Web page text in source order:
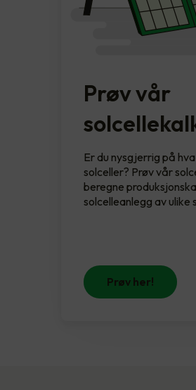
Prøv vår
Er du nysgjerrig på
solceller? Prøv vår
beregne
solcelleanlegg av ulike
Prøv her!